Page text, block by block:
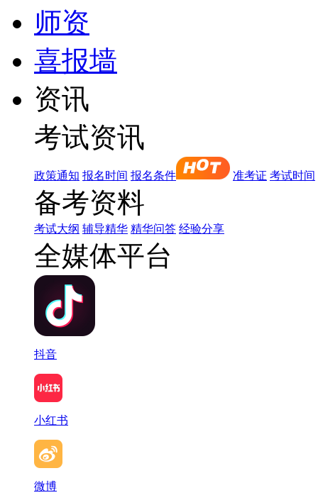
师资
喜报墙
资讯
考试资讯
政策通知 报名时间 报名条件 准考证 考试时间
备考资料
考试大纲 辅导精华 精华问答 经验分享
全媒体平台
抖音
小红书
微博